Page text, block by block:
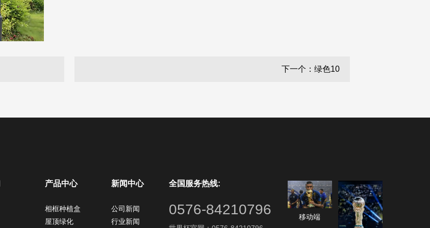
下一个：绿色10
产品中心
相框种植盒
屋顶绿化
新闻中心
公司新闻
行业新闻
全国服务热线:
0576-84210796 移动端